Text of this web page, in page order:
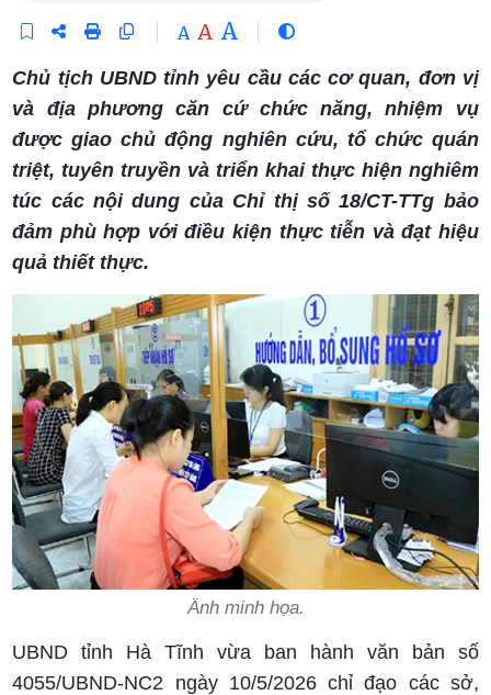
A A A
Chủ tịch UBND tỉnh yêu cầu các cơ quan, đơn vị
và địa phương căn cứ chức năng, nhiệm vụ
được giao chủ động nghiên cứu, tổ chức quán
triệt, tuyên truyền và triển khai thực hiện nghiêm
túc các nội dung của Chỉ thị số 18/CT-TTg bảo
đảm phù hợp với điều kiện thực tiễn và đạt hiệu
quả thiết thực.
Änh minh họa.
UBND tỉnh Hà Tĩnh vừa ban hành văn bản số
4055/UBND-NC2 ngày 10/5/2026 chỉ đạo các sở,